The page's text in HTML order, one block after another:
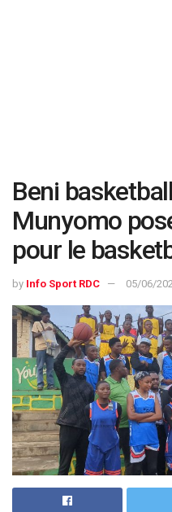
Beni
Munyomo
pour le
by Info Sport RDC 05/06/